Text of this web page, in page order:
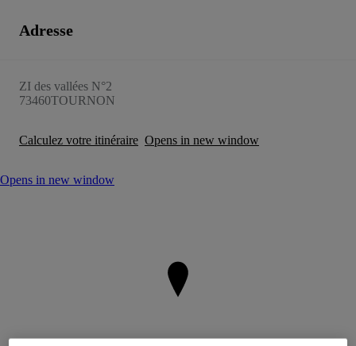
Adresse
ZI des vallées N°2
73460TOURNON
Calculez votre itinéraire Opens in new window
Opens in new window